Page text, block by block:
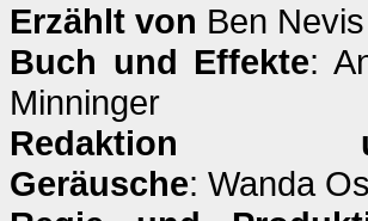
Erzählt von Ben Nevis
Buch und Effekte:
Minninger
Redaktion
Geräusche: Wanda